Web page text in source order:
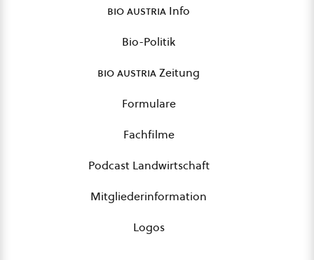
bio austria Info
Bio-Politik
bio austriaZeitung
Formulare
Fachfilme
Podcast Landwirtschaft
Mitgliederinformation
Logos